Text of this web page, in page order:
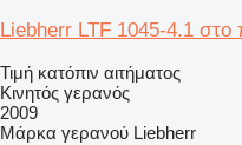
Liebherr LTF 1045-4.1 στο
Τιμή κατόπιν αιτήματος
Κινητός γερανός
2009
Μάρκα γερανού Liebherr